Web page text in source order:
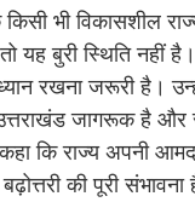
भी विकासशील
यह बुरी स्थिति नहीं
रखना जरूरी है।
जागरूक है और
कि राज्य अपनी
की पूरी संभावना